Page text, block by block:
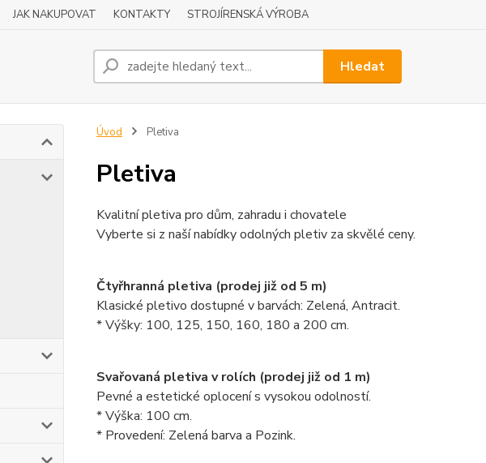
JAK NAKUPOVAT KONTAKTY STROJÍRENSKÁ VÝROBA
Hledat
Úvod Pletiva
Pletiva
Kvalitní pletiva pro dům, zahradu i chovatele
Vyberte si z naší nabídky odolných pletiv za skvělé ceny.
Čtyřhranná pletiva (prodej již od 5 m)
Klasické pletivo dostupné v barvách: Zelená, Antracit.
* Výšky: 100, 125, 150, 160, 180 a 200 cm.
Svařovaná pletiva v rolích (prodej již od 1 m)
Pevné a estetické oplocení s vysokou odolností.
* Výška: 100 cm.
* Provedení: Zelená barva a Pozink.